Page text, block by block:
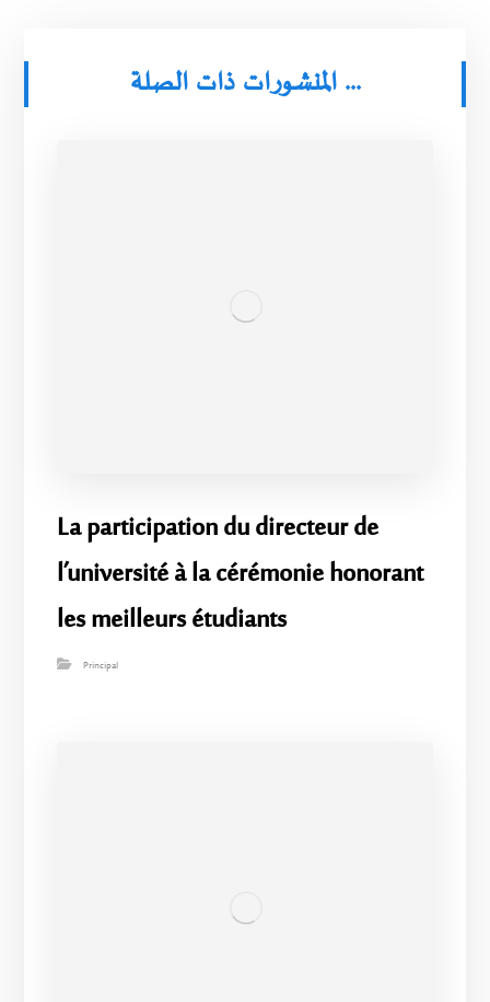
المنشورات ذات الصلة ...
La participation du directeur de
l’université à la cérémonie honorant
les meilleurs étudiants
Principal